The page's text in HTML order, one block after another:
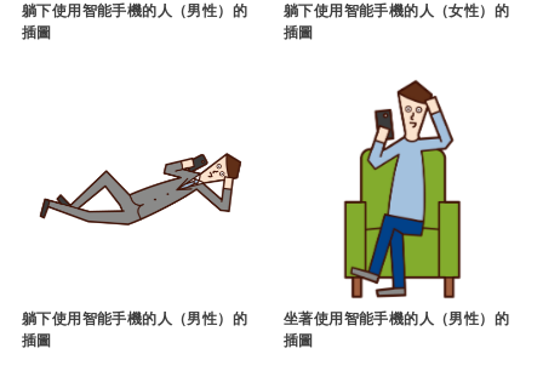
躺下使用智能手機的人（男性）的
插圖
躺下使用智能手機的人（女性）的
插圖
躺下使用智能手機的人（男性）的
插圖
坐著使用智能手機的人（男性）的
插圖